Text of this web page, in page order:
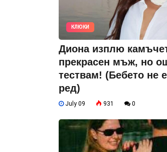
КЛЮКИ
Диона изплю
прекрасен мъж, но
тествам! (Бебето не
ред)
July 09 931 0